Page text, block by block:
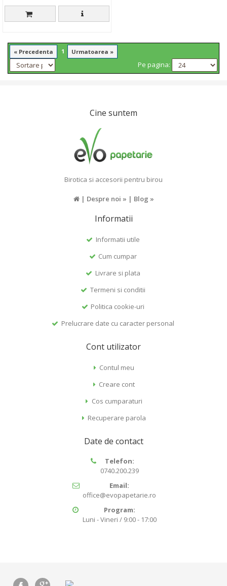
« Precedenta 1 Urmatoarea »
Pe pagina:
Cine suntem
Birotica si accesorii pentru birou
| Despre noi » | Blog »
Informatii
Informatii utile
Cum cumpar
Livrare si plata
Termeni si conditii
Politica cookie-uri
Prelucrare date cu caracter personal
Cont utilizator
Contul meu
Creare cont
Cos cumparaturi
Recuperare parola
Date de contact
Telefon:
0740.200.239
Email:
office@evopapetarie.ro
Program:
Luni - Vineri / 9:00 - 17:00